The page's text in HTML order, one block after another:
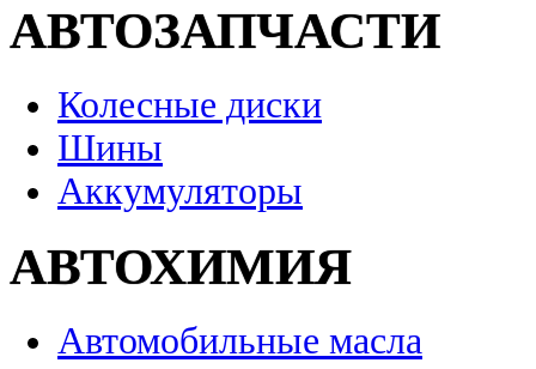
АВТОЗАПЧАСТИ
Колесные диски
Шины
Аккумуляторы
АВТОХИМИЯ
Автомобильные масла